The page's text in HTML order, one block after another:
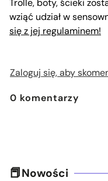
Trolle, boty, ścieki
wziąć udział w
się z jej regulaminem!
Zaloguj się, aby
0 komentarzy
Nowości